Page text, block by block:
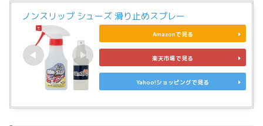
ノンスリップ シューズ 滑り止めスプレー
Amazonで見る
楽天市場で見る
Yahoo!ショッピングで見る